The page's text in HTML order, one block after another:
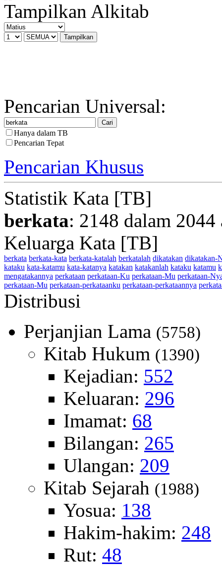
Tampilkan Alkitab
Pencarian Universal:
Hanya dalam TB
Pencarian Tepat
Pencarian Khusus
Statistik Kata [TB]
berkata: 2148 dalam 2044
Keluarga Kata [TB]
berkata berkata-kata berkata-katalah berkatalah dikatakan dikatakan-
kataku kata-katamu kata-katanya katakan katakanlah kataku katamu
mengatakannya perkataan perkataan-Ku perkataan-Mu perkataan-
perkataan-Mu perkataan-perkataanku perkataan-perkataannya
Distribusi
Perjanjian Lama (5758)
Kitab Hukum (1390)
Kejadian: 552
Keluaran: 296
Imamat: 68
Bilangan: 265
Ulangan: 209
Kitab Sejarah (1988)
Yosua: 138
Hakim-hakim: 248
Rut: 48